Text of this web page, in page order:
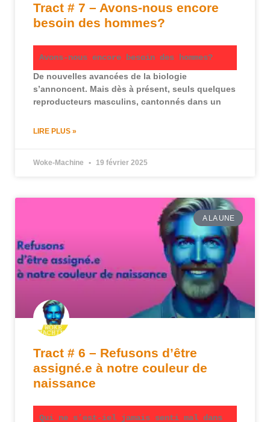
Tract # 7 – Avons-nous encore
besoin des hommes?
Avons-nous encore besoin des hommes?
De nouvelles avancées de la biologie
s’annoncent. Mais dès à présent, seuls quelques
reproducteurs masculins, cantonnés dans un
LIRE PLUS »
Woke-Machine 19 février 2025
A LA UNE
Tract # 6 – Refusons d’être
assigné.e à notre couleur de
naissance
Qui ne s’est-iel jamais senti mal dans